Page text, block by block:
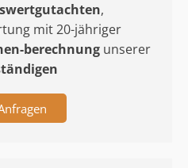
,
mit 20-jähriger
berechnung unserer